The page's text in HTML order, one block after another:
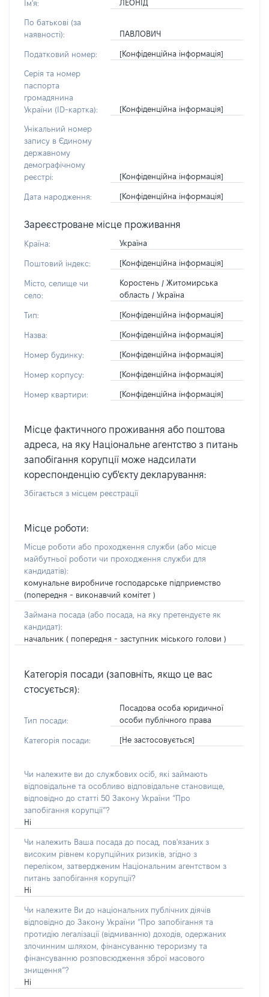
Ім'я: ЛЕОНІД
По батькові (за
наявності):
ПАВЛОВИЧ
Податковий номер: [Конфіденційна інформація]
Серія та номер
паспорта
громадянина
України (ID-картка):
[Конфіденційна інформація]
Унікальний номер
запису в Єдиному
державному
демографічному
реєстрі:
[Конфіденційна інформація]
Дата народження: [Конфіденційна інформація]
Зареєстроване місце проживання
Країна: Україна
Поштовий індекс: [Конфіденційна інформація]
Місто, селище чи
село:
Коростень / Житомирська
область / Україна
Тип: [Конфіденційна інформація]
Назва: [Конфіденційна інформація]
Номер будинку: [Конфіденційна інформація]
Номер корпусу: [Конфіденційна інформація]
Номер квартири: [Конфіденційна інформація]
Місце фактичного проживання або поштова
адреса, на яку Національне агентство з питань
запобігання корупції може надсилати
кореспонденцію суб'єкту декларування:
Збігається з місцем реєстрації
Місце роботи:
Місце роботи або проходження служби (або місце
майбутньої роботи чи проходження служби для
кандидатів):
комунальне виробниче господарське підприемство
(попередня - виконавчий комітет )
Займана посада (або посада, на яку претендуєте як
кандидат):
начальник ( попередня - заступник міського голови )
Категорія посади (заповніть, якщо це вас
стосується):
Тип посади:
Посадова особа юридичної
особи публічного права
Категорія посади: [Не застосовується]
Чи належите ви до службових осіб, які займають
відповідальне та особливо відповідальне становище,
відповідно до статті 50 Закону України “Про
запобігання корупції”?
Ні
Чи належить Ваша посада до посад, пов'язаних з
високим рівнем корупційних ризиків, згідно з
переліком, затвердженим Національним агентством з
питань запобігання корупції?
Ні
Чи належите Ви до національних публічних діячів
відповідно до Закону України “Про запобігання та
протидію легалізації (відмиванню) доходів, одержаних
злочинним шляхом, фінансуванню тероризму та
фінансуванню розповсюдження зброї масового
знищення”?
Ні